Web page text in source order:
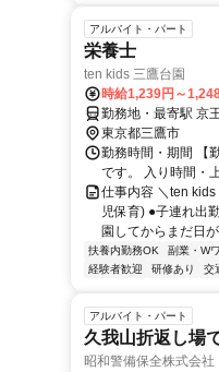
アルバイト・パート
栄養士
ten kids 三鷹台園
時給1,239円～
勤務地・最寄駅 京
東京都三鷹市
勤務時間・期間 【
です。 入り時間・
仕事内容 ＼ten
児保育) ●子連れ出
園してからまだ日
扶養内勤務OK 副業・W
経験者歓迎
研修あり 交
アルバイト・パート
久我山折返し場
昭和警備保全株式会社